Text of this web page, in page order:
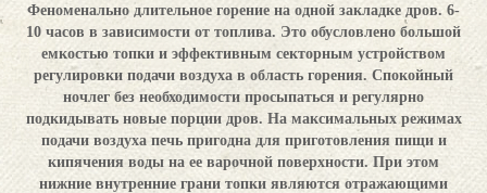
Феноменально длительное горение на одной закладке дров. 6-
10 часов в зависимости от топлива. Это обусловлено большой
емкостью топки и эффективным секторным устройством
регулировки подачи воздуха в область горения. Спокойный
ночлег без необходимости просыпаться и регулярно
подкидывать новые порции дров. На максимальных режимах
подачи воздуха печь пригодна для приготовления пищи и
кипячения воды на ее варочной поверхности. При этом
нижние внутренние грани топки являются отражающими